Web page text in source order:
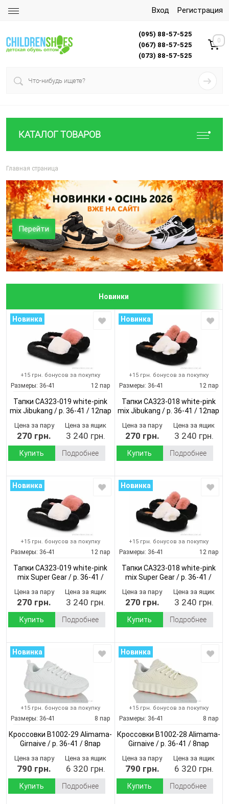
Вход Регистрация
(095) 88-57-525
(067) 88-57-525
(073) 88-57-525
0
КАТАЛОГ ТОВАРОВ
Главная страница
Перейти
Новинки
Новинка
+15 грн. бонусов за покупку
Размеры: 36-41 12 пар
Тапки CA323-019 white-pink
mix Jibukang / p. 36-41 / 12пар
Цена за пару
270 грн.
Цена за ящик
3 240 грн.
Купить Подробнее
Новинка
+15 грн. бонусов за покупку
Размеры: 36-41 12 пар
Тапки CA323-018 white-pink
mix Jibukang / p. 36-41 / 12пар
Цена за пару
270 грн.
Цена за ящик
3 240 грн.
Купить Подробнее
Новинка
+15 грн. бонусов за покупку
Размеры: 36-41 12 пар
Тапки CA323-019 white-pink
mix Super Gear / p. 36-41 /
Цена за пару
270 грн.
Цена за ящик
3 240 грн.
Купить Подробнее
Новинка
+15 грн. бонусов за покупку
Размеры: 36-41 12 пар
Тапки CA323-018 white-pink
mix Super Gear / p. 36-41 /
Цена за пару
270 грн.
Цена за ящик
3 240 грн.
Купить Подробнее
Новинка
+15 грн. бонусов за покупку
Размеры: 36-41 8 пар
Кроссовки B1002-29 Alimama-
Girnaive / p. 36-41 / 8пар
Цена за пару
790 грн.
Цена за ящик
6 320 грн.
Купить Подробнее
Новинка
+15 грн. бонусов за покупку
Размеры: 36-41 8 пар
Кроссовки B1002-28 Alimama-
Girnaive / p. 36-41 / 8пар
Цена за пару
790 грн.
Цена за ящик
6 320 грн.
Купить Подробнее